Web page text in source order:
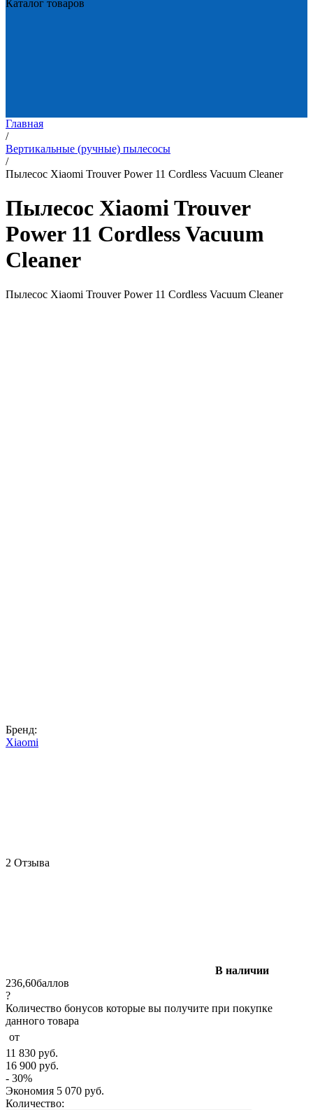
Каталог товаров
Главная
/
Вертикальные (ручные) пылесосы
/
Пылесос Xiaomi Trouver Power 11 Cordless Vacuum Cleaner
Пылесос Xiaomi Trouver
Power 11 Cordless Vacuum
Cleaner
Пылесос Xiaomi Trouver Power 11 Cordless Vacuum Cleaner
Бренд:
Xiaomi
2 Отзыва
В наличии
236,60баллов
?
Количество бонусов которые вы получите при покупке
данного товара
от
11 830 руб.
16 900 руб.
- 30%
Экономия 5 070 руб.
Количество: